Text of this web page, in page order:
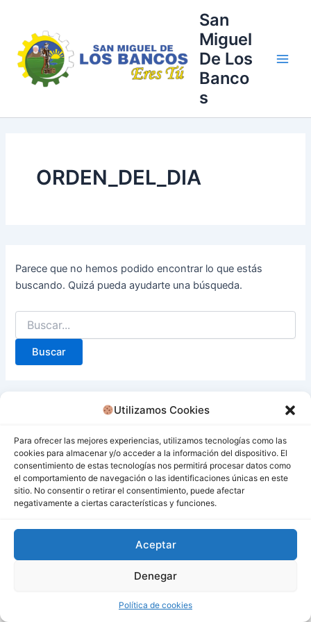
Utilizamos Cookies
Para ofrecer las mejores experiencias, utilizamos tecnologías como las
cookies para almacenar y/o acceder a la información del dispositivo. El
consentimiento de estas tecnologías nos permitirá procesar datos como
el comportamiento de navegación o las identificaciones únicas en este
sitio. No consentir o retirar el consentimiento, puede afectar
negativamente a ciertas características y funciones.
Aceptar
Denegar
Política de cookies
contenido
San
Miguel
De Los
Banco
s
ORDEN_DEL_DIA
Parece que no hemos podido encontrar lo que estás
buscando. Quizá pueda ayudarte una búsqueda.
Todos los derechos © 2026 San Miguel De Los Bancos |